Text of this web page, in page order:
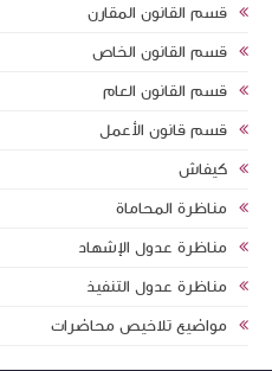
قسم القانون المقارن
قسم القانون الخاص
قسم القانون العام
قسم قانون الأعمل
كيفاش
مناظرة المحاماة
مناظرة عدول الإشهاد
مناظرة عدول التنفيذ
مواضيع تلاخيص محاضرات